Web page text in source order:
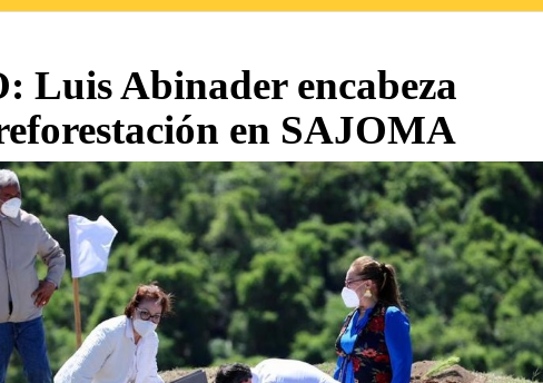
Luis Abinader encabeza
en SAJOMA